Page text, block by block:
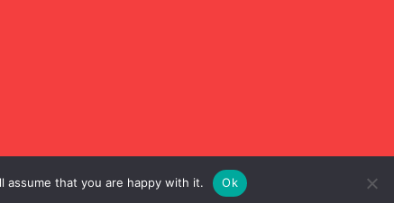
that you are happy with it. Ok